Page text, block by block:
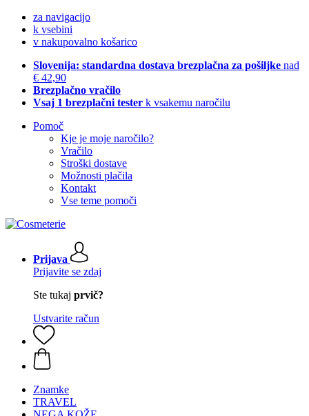
za navigacijo
k vsebini
v nakupovalno košarico
Slovenija: standardna dostava brezplačna za pošiljke nad
€ 42,90
Brezplačno vračilo
Vsaj 1 brezplačni tester k vsakemu naročilu
Pomoč
Kje je moje naročilo?
Vračilo
Stroški dostave
Možnosti plačila
Kontakt
Vse teme pomoči
Prijava
Prijavite se zdaj
Ste tukaj prvič?
Ustvarite račun
Znamke
TRAVEL